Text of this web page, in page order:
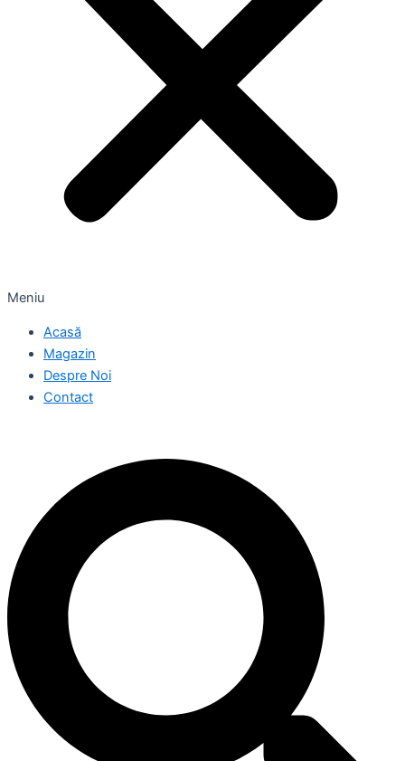
Meniu
Acasă
Magazin
Despre Noi
Contact